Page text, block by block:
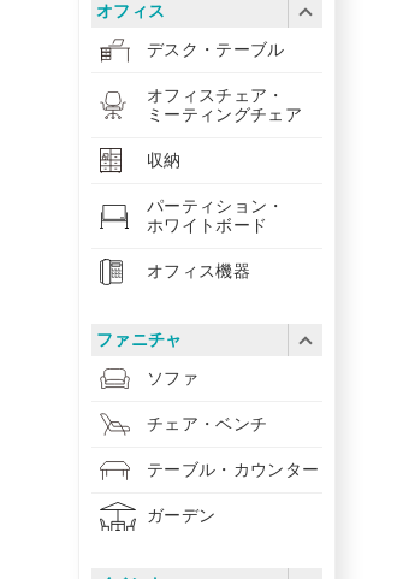
オフィス
デスク・テーブル
オフィスチェア・
ミーティングチェア
収納
パーティション・
ホワイトボード
オフィス機器
ファニチャ
ソファ
チェア・ベンチ
テーブル・カウンター
ガーデン